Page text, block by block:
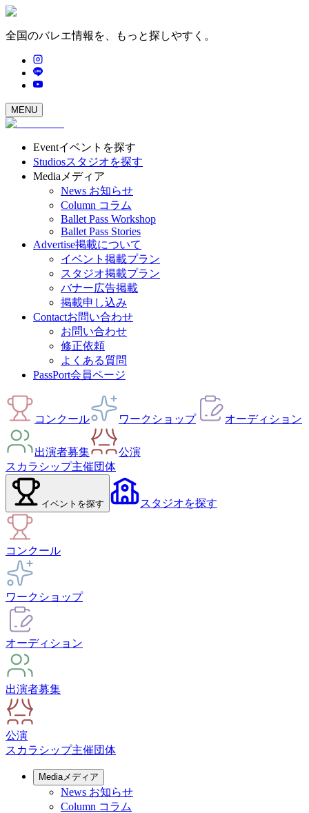
全国のバレエ情報を、もっと探しやすく。
MENU
Eventイベントを探す
Studiosスタジオを探す
Media メディア
News お知らせ
Column コラム
Ballet Pass Workshop
Ballet Pass Stories
Advertise掲載について
イベント掲載プラン
スタジオ掲載プラン
バナー広告掲載
掲載申し込み
Contactお問い合わせ
お問い合わせ
修正依頼
よくある質問
PassPort会員ページ
コンクール ワークショップ オーディション
出演者募集
公演
スカラシップ主催団体
イベント を探す スタジオを探す
コンクール
ワークショップ
オーディション
出演者募集
公演
スカラシップ主催団体
Mediaメディア
News お知らせ
Column コラム